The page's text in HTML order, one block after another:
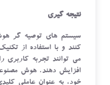
نتیجه ‌گیری
سیستم ‌های توصیه ‌گر
‌کنند و با استفاده از
می‌ توانند تجربه
افزایش دهند. هوش
خود، به عنوان عاملی